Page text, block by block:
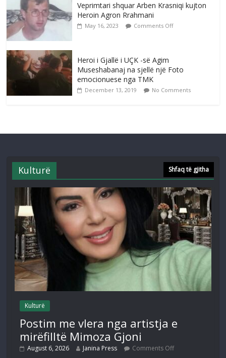
Veprimtari shquar Arben Krasniqi kujton
Heroin Agron Rrahmani
May 16, 2023 Comments Off
Heroi i Gjallë i UÇK -së Agim
Museshabanaj na sjellë një Foto
emocionuese nga TMK
December 13, 2019 No Comments
Kulturë Shfaq të gjitha
Kulturë
Postim me vlera nga artistja e
mirëfilltë Mimoza Gjoni
August 6, 2026 Janina Press Comments Off